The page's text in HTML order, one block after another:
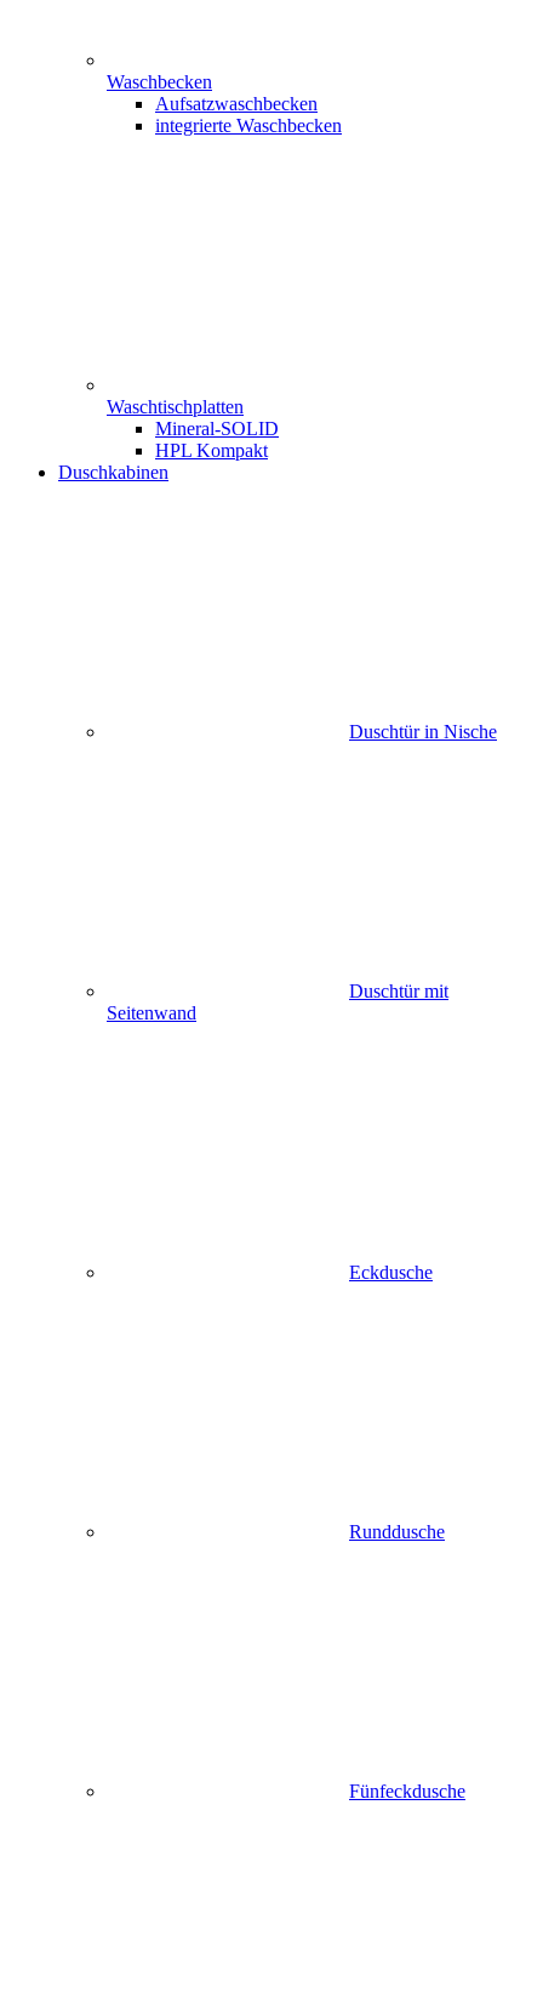
Waschbecken
Aufsatzwaschbecken
integrierte Waschbecken
Waschtischplatten
Mineral-SOLID
HPL Kompakt
Duschkabinen
Duschtür in Nische
Duschtür mit
Seitenwand
Eckdusche
Runddusche
Fünfeckdusche